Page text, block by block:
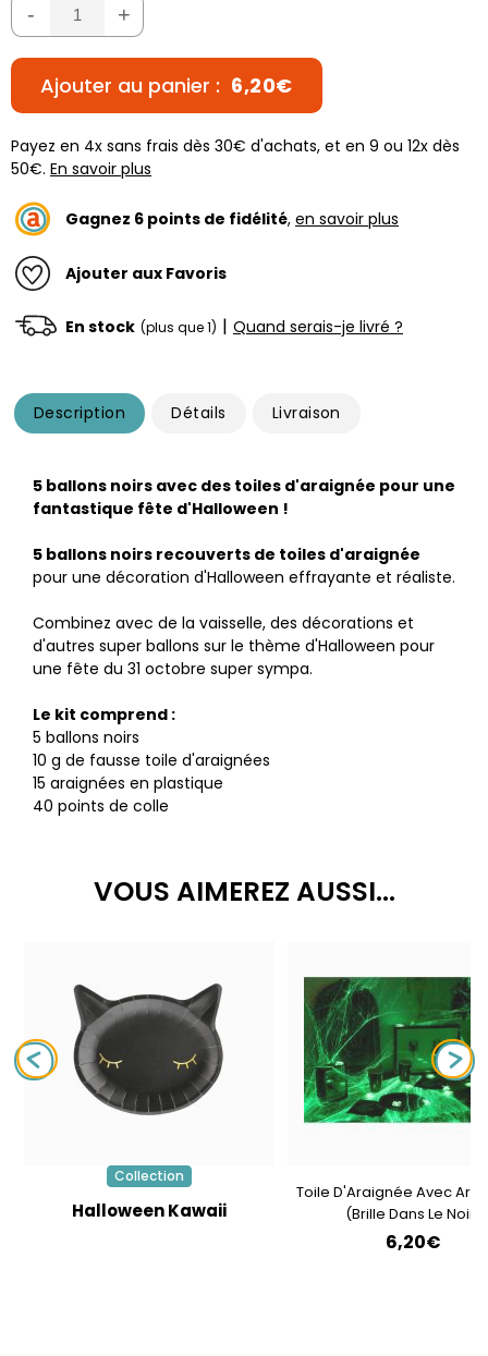
- +
Ajouter au panier : 6,20€
Payez en 4x sans frais dès 30€ d'achats, et en 9 ou 12x dès
50€. En savoir plus
Gagnez 6 points de fidélité, en savoir plus
Ajouter aux Favoris
En stock (plus que 1) | Quand serais-je livré ?
Description Détails Livraison
5 ballons noirs avec des toiles d'araignée pour une
fantastique fête d'Halloween !
5 ballons noirs recouverts de toiles d'araignée
pour une décoration d'Halloween effrayante et réaliste.
Combinez avec de la vaisselle, des décorations et
d'autres super ballons sur le thème d'Halloween pour
une fête du 31 octobre super sympa.
Le kit comprend :
5 ballons noirs
10 g de fausse toile d'araignées
15 araignées en plastique
40 points de colle
VOUS AIMEREZ AUSSI...
Collection
Halloween Kawaii
Toile D'Araignée Avec
(brille Dans Le Noir)
6,20€